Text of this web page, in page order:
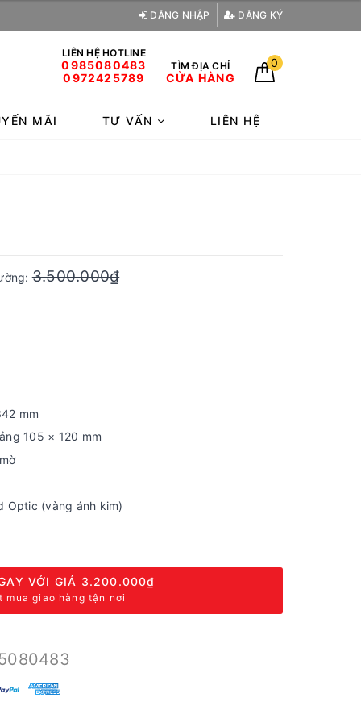
ĐĂNG NHẬP ĐĂNG KÝ
LIÊN HỆ HOTLINE
0985080483
0972425789
TÌM ĐỊA CHỈ
CỬA HÀNG
0
MÃI TƯ VẤN LIÊN HỆ
3.500.000₫
mm
105 × 120 mm
Optic (vàng ánh kim)
VỚI GIÁ 3.200.000₫
mua giao hàng tận nơi